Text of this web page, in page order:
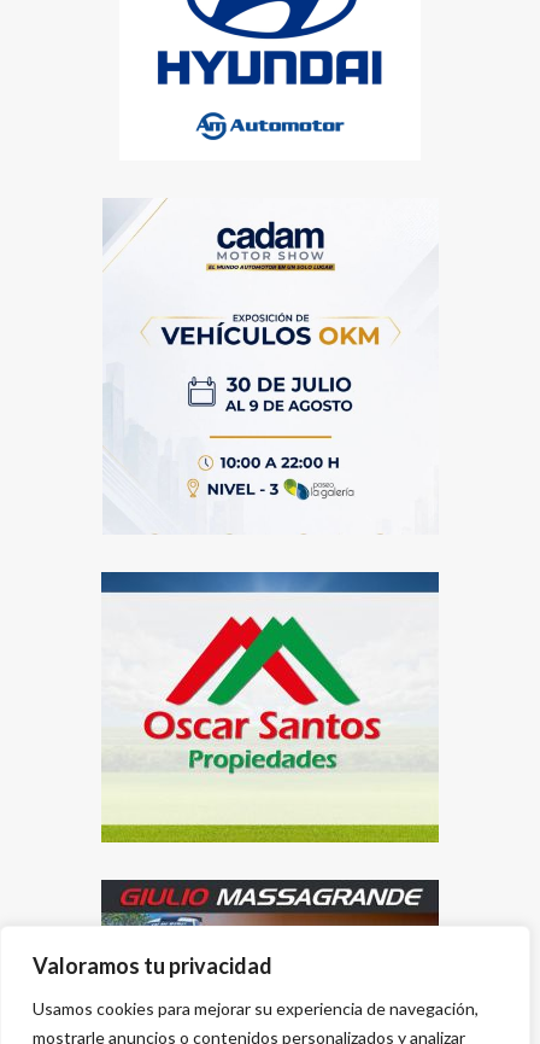
Valoramos tu privacidad
Usamos cookies para mejorar su experiencia de navegación,
mostrarle anuncios o contenidos personalizados y analizar